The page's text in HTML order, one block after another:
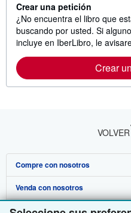
Crear una petición
¿No encuentra el libro que
buscando por usted. Si
incluye en IberLibro, le
Crear
Compre con nosotros
Búsqueda avanzada
Colecciones
Venda con nosotros
Comenzar a vender
Sobre nosotros